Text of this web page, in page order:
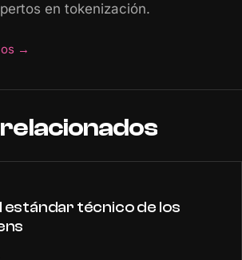
en tokenización.
→
relacionados
estándar técnico de los